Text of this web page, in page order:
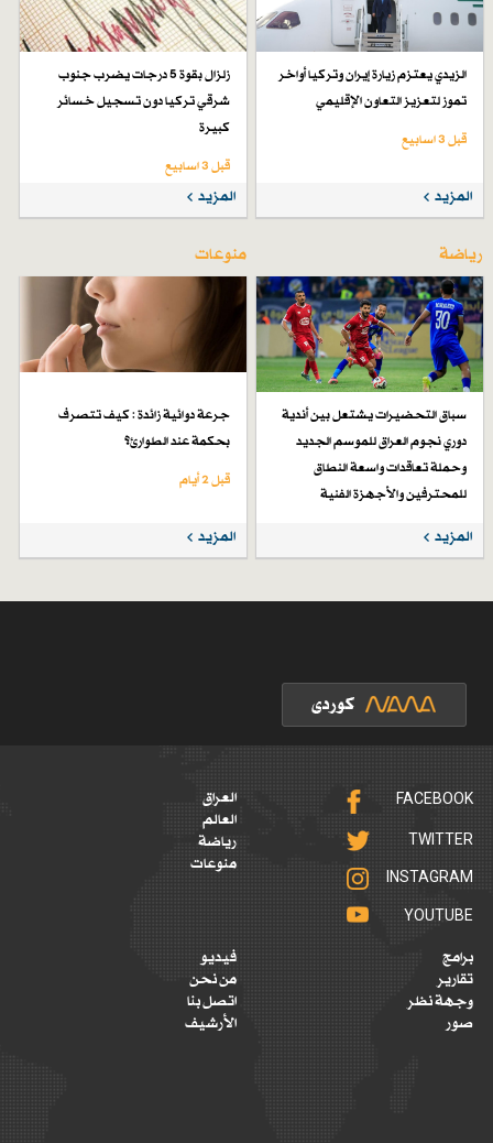
الزيدي يعتزم زيارة إيران وتركيا أواخر
تموز لتعزيز التعاون الإقليمي
قبل 3 اسابیع
المزيد
زلزال بقوة 5 درجات يضرب جنوب
شرقي تركيا دون تسجيل خسائر
كبيرة
قبل 3 اسابیع
المزيد
رياضة
سباق التحضيرات يشتعل بين أندية
دوري نجوم العراق للموسم الجديد
وحملة تعاقدات واسعة النطاق
للمحترفين والأجهزة الفنية
قبل 6 أيام
المزيد
منوعات
جرعة دوائية زائدة : كيف تتصرف
بحكمة عند الطوارئ؟
قبل 2 أيام
المزيد
FACEBOOK
TWITTER
INSTAGRAM
YOUTUBE
العراق
العالم
رياضة
منوعات
برامج
تقارير
وجهة نظر
صور
فيديو
من نحن
اتصل بنا
الأرشيف